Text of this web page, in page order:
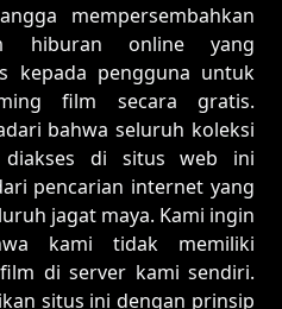
mempersembahkan
hiburan online yang
kepada pengguna untuk
film secara gratis.
bahwa seluruh koleksi
di situs web ini
pencarian internet yang
jagat maya. Kami ingin
kami tidak memiliki
di server kami sendiri.
situs ini dengan prinsip